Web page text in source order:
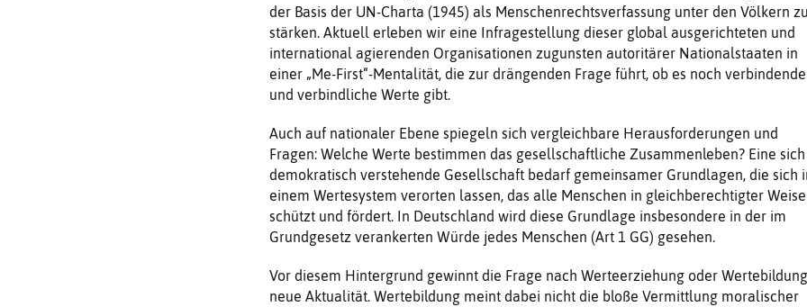
der Basis der UN-Charta (1945) als Menschenrechtsverfassung unter den Völkern zu
stärken. Aktuell erleben wir eine Infragestellung dieser global ausgerichteten und
international agierenden Organisationen zugunsten autoritärer Nationalstaaten in
einer „Me-First“-Mentalität, die zur drängenden Frage führt, ob es noch verbindende
und verbindliche Werte gibt.
Auch auf nationaler Ebene spiegeln sich vergleichbare Herausforderungen und
Fragen: Welche Werte bestimmen das gesellschaftliche Zusammenleben? Eine sich
demokratisch verstehende Gesellschaft bedarf gemeinsamer Grundlagen, die sich
einem Wertesystem verorten lassen, das alle Menschen in gleichberechtigter Weise
schützt und fördert. In Deutschland wird diese Grundlage insbesondere in der im
Grundgesetz verankerten Würde jedes Menschen (Art 1 GG) gesehen.
Vor diesem Hintergrund gewinnt die Frage nach Werteerziehung oder Wertebildung
neue Aktualität. Wertebildung meint dabei nicht die bloße Vermittlung moralischer